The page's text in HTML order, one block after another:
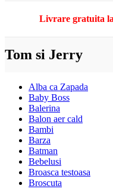
Livrare gratuita
Tom si Jerry
Alba ca Zapada
Baby Boss
Balerina
Balon aer cald
Bambi
Barza
Batman
Bebelusi
Broasca testoasa
Broscuta